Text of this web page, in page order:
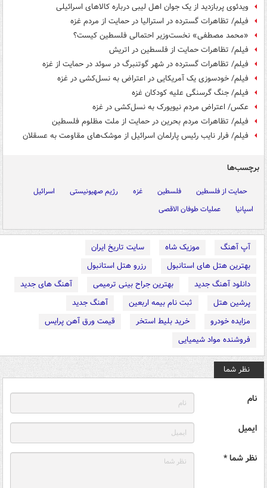
ویدئوی پربازدید از یک جوان اهل لیبی درباره کالاهای اسرائیلی
فیلم/ تظاهرات گسترده در استرالیا در حمایت از مردم غزه
«محمد مصطفی» نخست‌وزیر احتمالی فلسطین کیست؟
فیلم/ تظاهرات حمایت از فلسطین در اتریش
فیلم/ تظاهرات گسترده در شهر گوتنبرگ در سوئد در حمایت از غزه
فیلم/ خودسوزی یک آمریکایی در اعتراض به نسل‌کشی در غزه
فیلم/ جنگ گرسنگی علیه کودکان غزه
عکس/ اعتراض مردم نیویورک به نسل‌کشی در غزه
فیلم/ تظاهرات مردم بحرین در حمایت از ملت مظلوم فلسطین
فیلم/ فرار نایب رئیس پارلمان اسرائیل از موشک‌های مقاومت به عسقلان
برچسب‌ها
حمایت از فلسطین فلسطین غزه رژیم صهیونیستی
اسرائیل
اسپانیا
عملیات طوفان الاقصی
آپ آهنگ موزیک شاه
سایت تاریخ ایران
بهترین هتل های استانبول
رزرو هتل استانبول
دانلود آهنگ جدید
بهترین جراح بینی ترمیمی
آهنگ های جدید
پرشین هتل
ثبت نام بیمه اربعین
آهنگ جدید
مزایده خودرو
خرید بلیط استخر
قیمت ورق آهن پرایس
فروشنده مواد شیمیایی
نظر شما
نام
ایمیل
نظر شما *